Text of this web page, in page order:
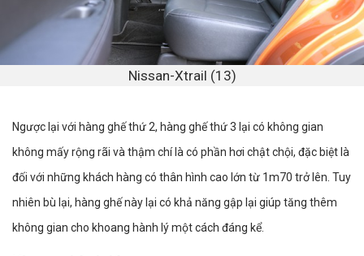
Nissan-Xtrail (13)
Ngược lại với hàng ghế thứ 2, hàng ghế thứ 3 lại có không gian
không mấy rộng rãi và thậm chí là có phần hơi chật chội, đặc biệt là
đối với những khách hàng có thân hình cao lớn từ 1m70 trở lên. Tuy
nhiên bù lại, hàng ghế này lại có khả năng gập lại giúp tăng thêm
không gian cho khoang hành lý một cách đáng kể.